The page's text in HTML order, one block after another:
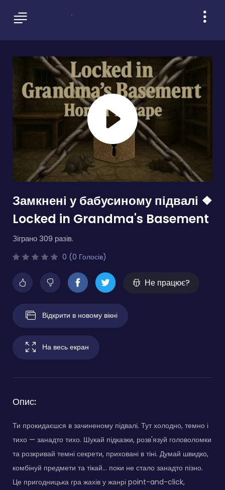
Замкнені у бабусиному підвалі ❖
Locked in Grandma's Basement
Зіграно 309 разів.
0 (0 Голосів)
Не працює?
Відкрити в новому вікні
На весь екран
Опис:
Ти прокидаєшся в зачиненому підвалі. Тут холодно, темно і
тихо — занадто тихо. Шукай підказки, розв'язуй головоломки
та розкривай темні секрети, приховані в тіні. Думай швидко,
комбінуй предмети та тікай… поки не стало занадто пізно.
Це пригодницька гра жахів у жанрі point-and-click,